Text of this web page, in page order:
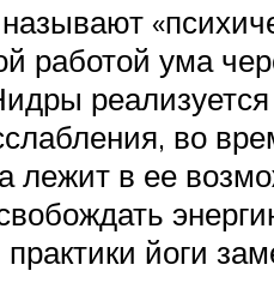
работой ума
во
лежит в ее
йоги